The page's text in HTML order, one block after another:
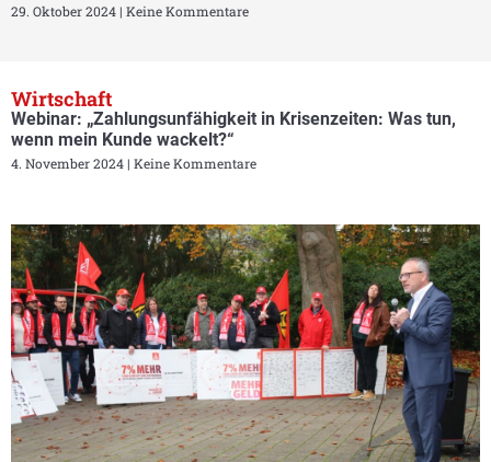
29. Oktober 2024 Keine Kommentare
Wirtschaft
Webinar: „Zahlungsunfähigkeit in Krisenzeiten: Was tun,
wenn mein Kunde wackelt?“
4. November 2024 Keine Kommentare